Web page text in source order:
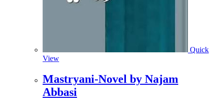
Quick
View
Mastryani-Novel by Najam
Abbasi